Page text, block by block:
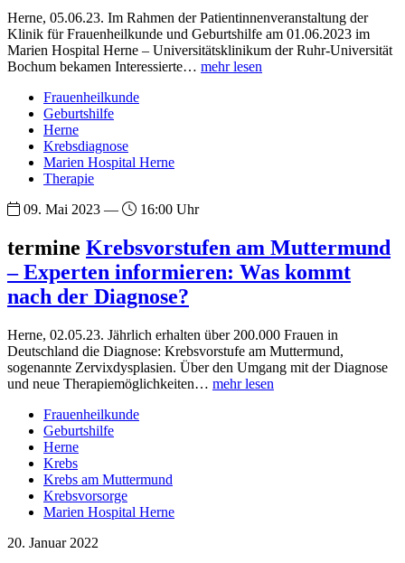
Herne, 05.06.23. Im Rahmen der Patientinnenveranstaltung der
Klinik für Frauenheilkunde und Geburtshilfe am 01.06.2023 im
Marien Hospital Herne – Universitätsklinikum der Ruhr-Universität
Bochum bekamen Interessierte… mehr lesen
Frauenheilkunde
Geburtshilfe
Herne
Krebsdiagnose
Marien Hospital Herne
Therapie
09. Mai 2023 —
16:00 Uhr
termine Krebsvorstufen am Muttermund
– Experten informieren: Was kommt
nach der Diagnose?
Herne, 02.05.23. Jährlich erhalten über 200.000 Frauen in
Deutschland die Diagnose: Krebsvorstufe am Muttermund,
sogenannte Zervixdysplasien. Über den Umgang mit der Diagnose
und neue Therapiemöglichkeiten… mehr lesen
Frauenheilkunde
Geburtshilfe
Herne
Krebs
Krebs am Muttermund
Krebsvorsorge
Marien Hospital Herne
20. Januar 2022